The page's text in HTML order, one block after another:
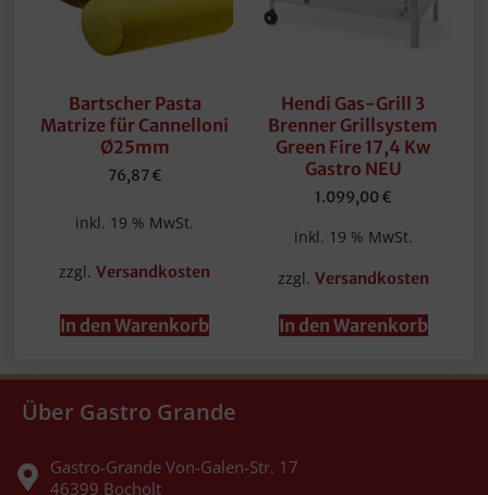
Bartscher Pasta
Matrize für Cannelloni
Ø25mm
76,87€
inkl. 19 % MwSt.
zzgl.Versandkosten
In den Warenkorb
Hendi Gas-Grill 3
Brenner Grillsystem
Green Fire 17,4 Kw
Gastro NEU
1.099,00 €
inkl. 19 % MwSt.
zzgl. Versandkosten
In den Warenkorb
Über Gastro Grande
Gastro-Grande Von-Galen-Str. 17
46399 Bocholt